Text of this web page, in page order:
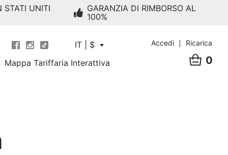
STATI UNITI
GARANZIA DI RIMBORSO AL
100%
IT | $
Mappa Tariffaria Interattiva
0
Accedi Ricarica